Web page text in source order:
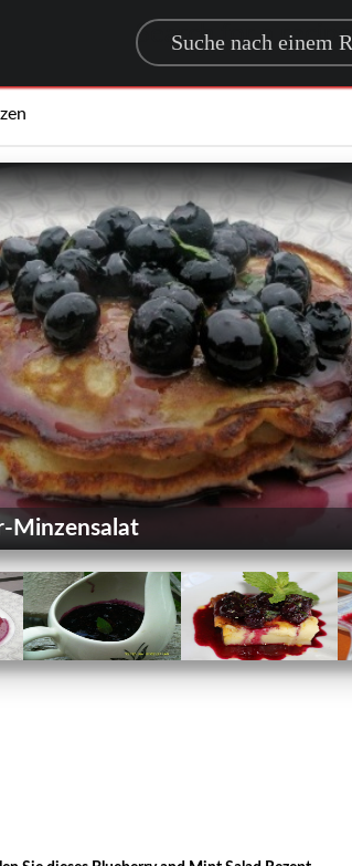
Search for a recipe
Minzensalat